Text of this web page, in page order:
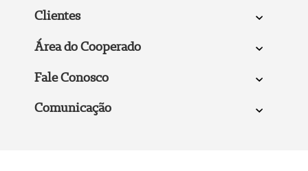
Clientes
Área do Cooperado
Fale Conosco
Comunicação